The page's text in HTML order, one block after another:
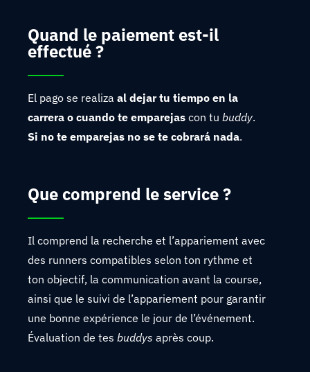
Quand le paiement est-il
effectué ?
El pago se realiza al dejar tu tiempo en la
carrera o cuando te emparejas con tu buddy.
Si no te emparejas no se te cobrará nada.
Que comprend le service ?
Il comprend la recherche et l’appariement avec
des runners compatibles selon ton rythme et
ton objectif, la communication avant la course,
ainsi que le suivi de l’appariement pour garantir
une bonne expérience le jour de l’événement.
Évaluation de tes buddys après coup.